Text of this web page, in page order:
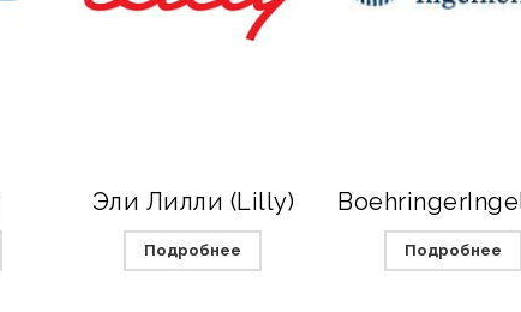
Эли Лилли (Lilly)
Подробнее Подробнее